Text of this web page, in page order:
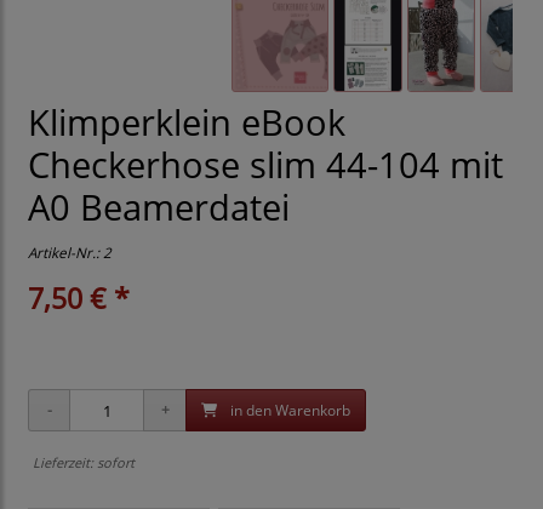
Klimperklein eBook
Checkerhose slim 44-104 mit
A0 Beamerdatei
Artikel-Nr.:2
7,50 € *
in den Warenkorb
Lieferzeit: sofort